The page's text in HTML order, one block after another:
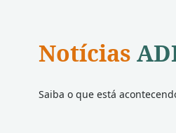
Notícias
Saiba o que está